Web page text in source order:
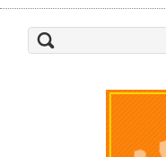
索: